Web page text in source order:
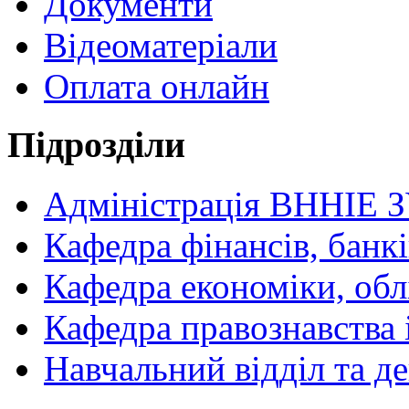
Відеоматеріали
Оплата онлайн
Підрозділи
Адміністрація ВННІЕ
Кафедра фінансів,
Кафедра економіки,
Кафедра
Навчальний відділ та